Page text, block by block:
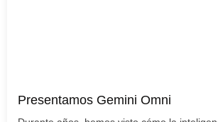
Presentamos Gemini Omni